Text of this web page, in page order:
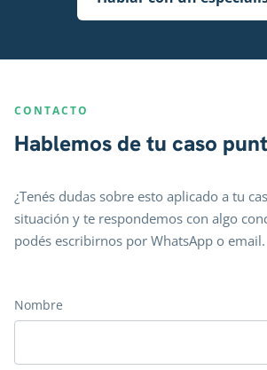
CONTACTO
Hablemos de tu caso
¿Tenés dudas sobre esto aplicado a tu
situación y te respondemos con algo
podés escribirnos por WhatsApp o email.
Nombre